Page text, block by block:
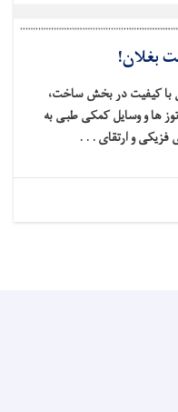
بغلان!
با کیفیت در بخش ساخت،
ها و وسایل کمکی طبی به
فزیکی و ارتقای . . .